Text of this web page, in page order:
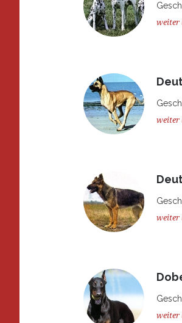
weiter
weiter
weiter
weiter